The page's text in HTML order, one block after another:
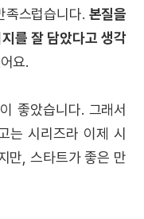
족스럽습니다. 본질을
를 잘 담았다고 생각
요.
좋았습니다. 그래서
는 시리즈라 이제 시
만, 스타트가 좋은 만